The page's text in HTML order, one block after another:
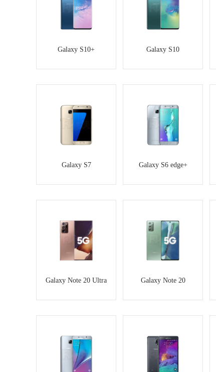
Galaxy S10+ Galaxy S10
Galaxy S7 Galaxy S6 edge+
Galaxy Note 20 Ultra Galaxy Note 20